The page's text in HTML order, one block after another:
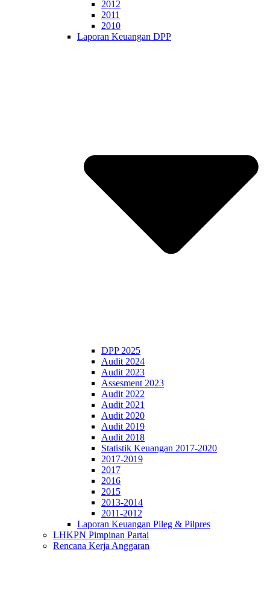
2012
2011
2010
Laporan Keuangan DPP
DPP 2025
Audit 2024
Audit 2023
Assesment 2023
Audit 2022
Audit 2021
Audit 2020
Audit 2019
Audit 2018
Statistik Keuangan 2017-2020
2017-2019
2017
2016
2015
2013-2014
2011-2012
Laporan Keuangan Pileg & Pilpres
LHKPN Pimpinan Partai
Rencana Kerja Anggaran